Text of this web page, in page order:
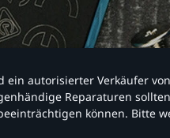
ein autorisierter Verkäufer
Reparaturen
können. Bitte